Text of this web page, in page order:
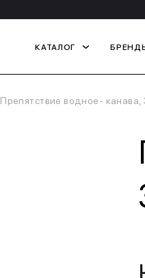
КАТАЛОГ
Препятствие водное- канава,